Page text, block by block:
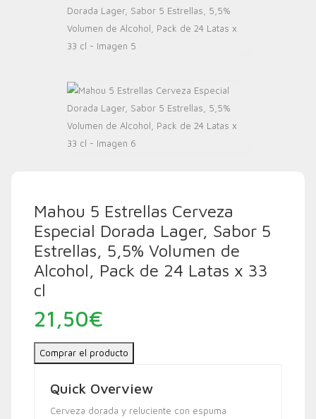
Mahou 5 Estrellas Cerveza
Especial Dorada Lager, Sabor 5
Estrellas, 5,5% Volumen de
Alcohol, Pack de 24 Latas x 33
cl
21,50€
Comprar el producto
Quick Overview
Cerveza dorada y reluciente con espuma